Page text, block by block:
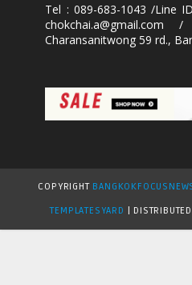
Tel : 089-683-1043 /Line
Charansanitwong 59 rd.,
COPYRIGHT
TEMPLATESYARD
|